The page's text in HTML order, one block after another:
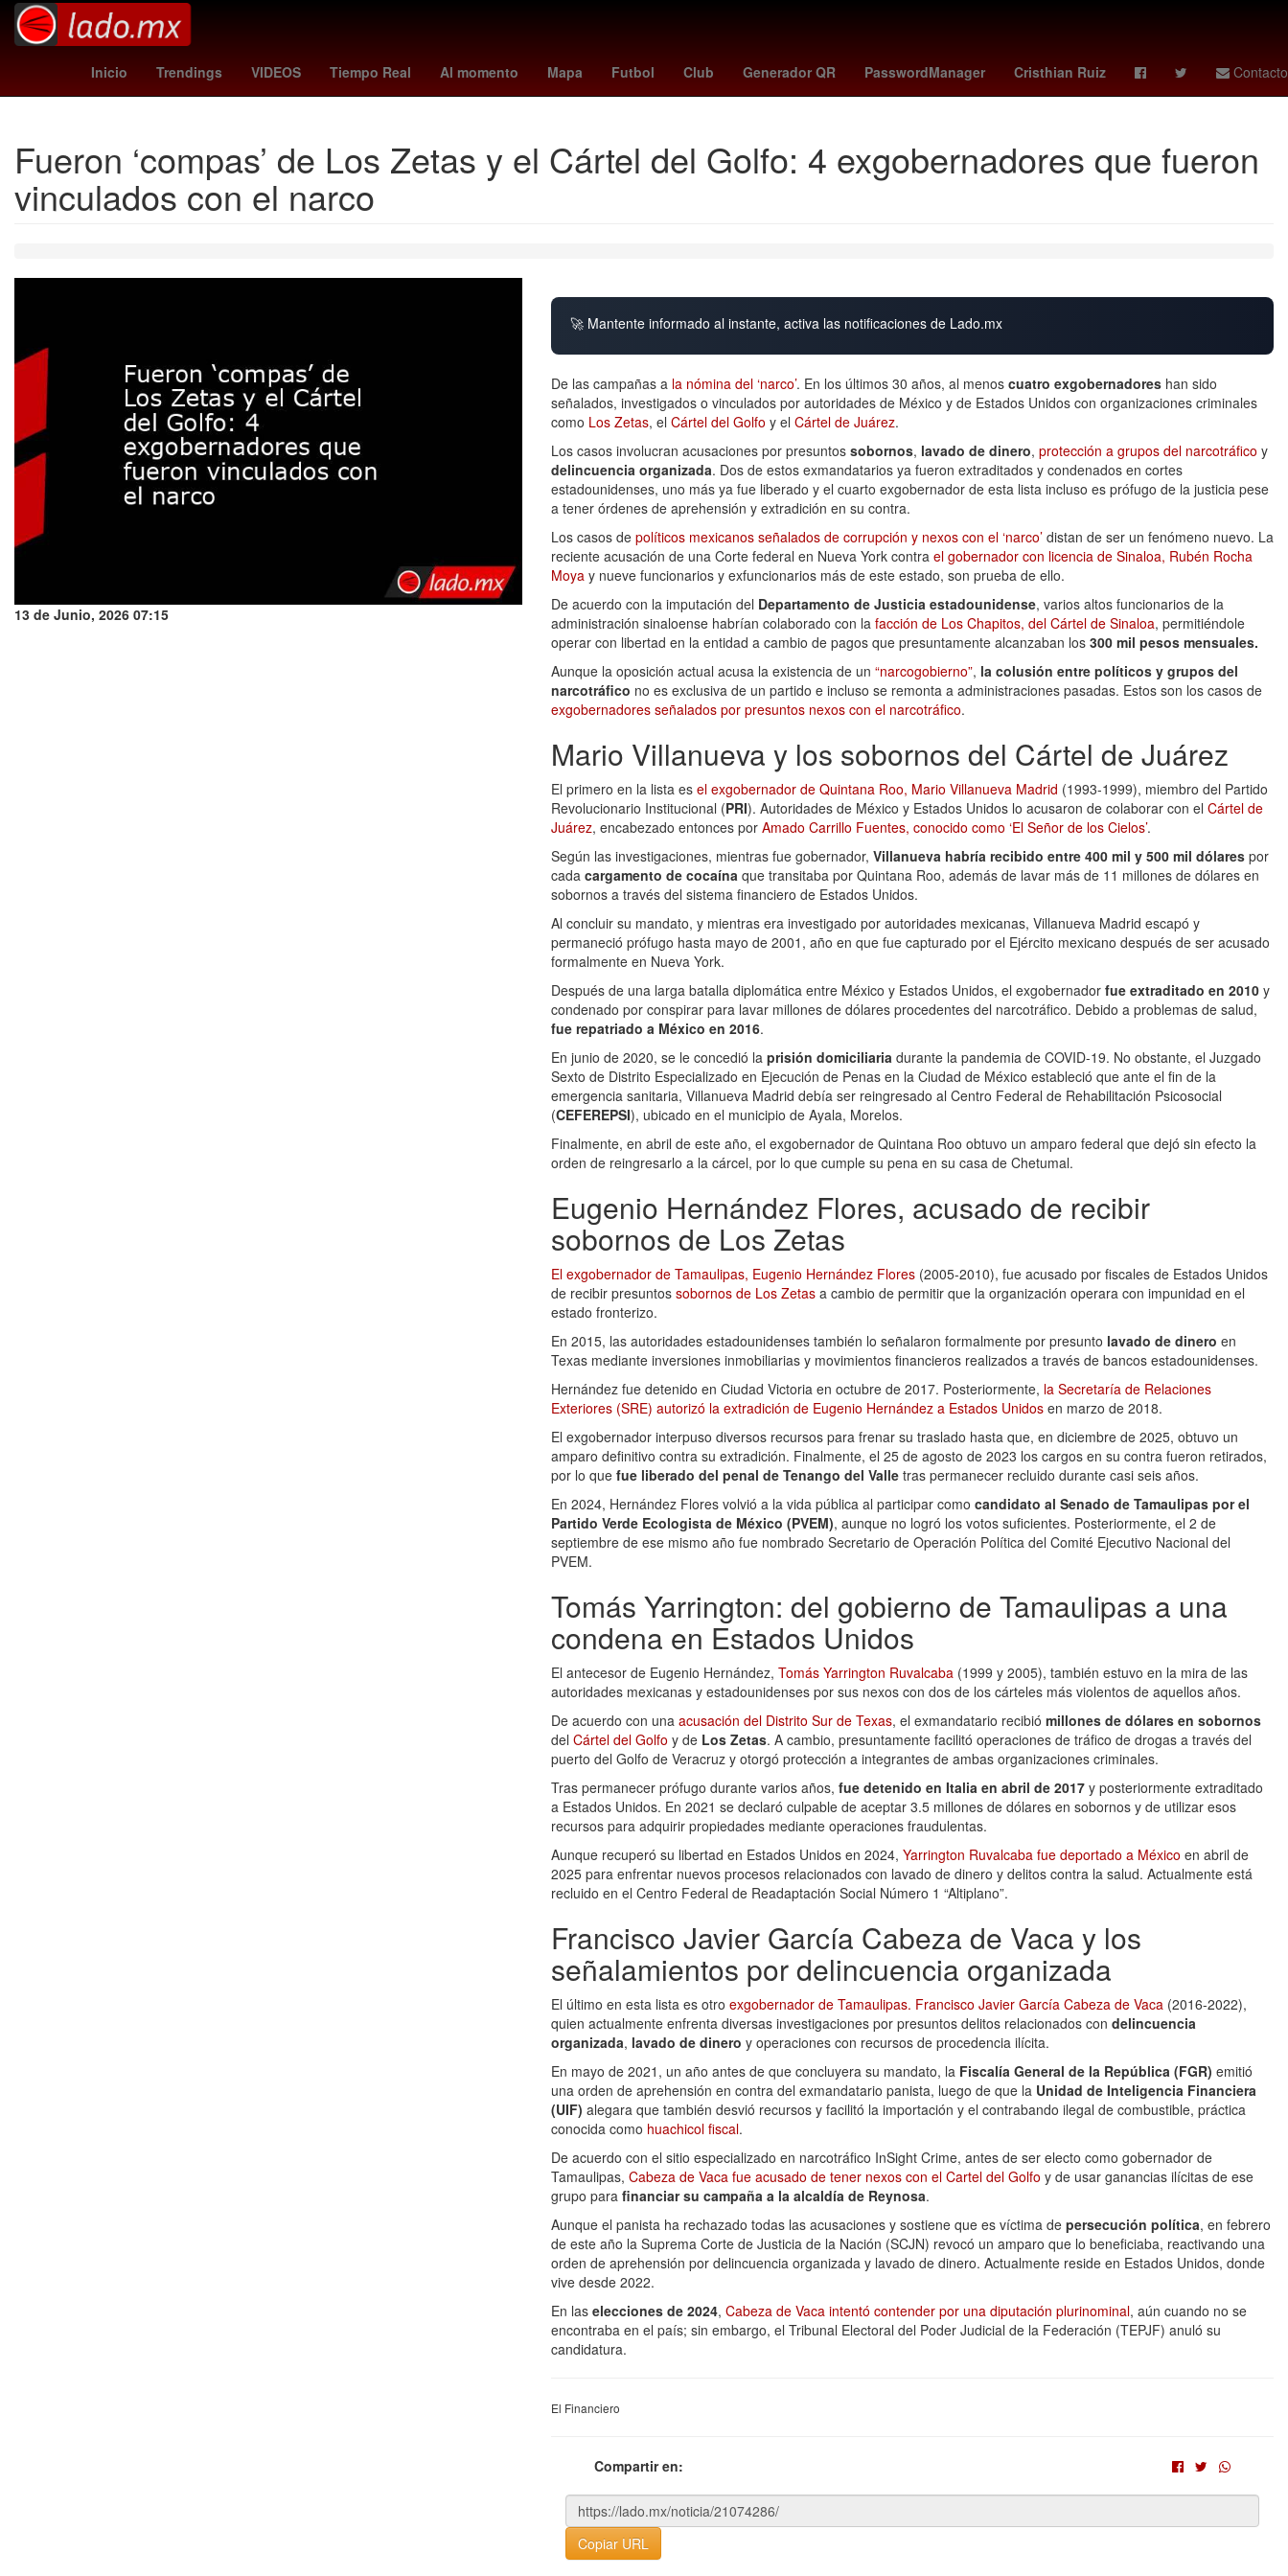
Inicio Trendings VIDEOS Tiempo Real Al momento Mapa Futbol Club Generador QR PasswordManager Cristhian Ruiz Contacto
clima nuevo laredo botafogo - fluminense Victor Guzmán Jorge Rodríguez américa - cruz azul tudn en vivo necaxa vs pumas femenil sparta rotterdam - feyenoord celtics Elliot Page
Fueron ‘compas’ de Los Zetas y el Cártel del Golfo: 4 exgobernadores que fueron
vinculados con el narco
13 de Junio, 2026 07:15
🚀 Mantente informado al instante, activa las notificaciones de Lado.mx
De las campañas a la nómina del ‘narco’. En los últimos 30 años, al menos cuatro exgobernadores han sido
señalados, investigados o vinculados por autoridades de México y de Estados Unidos con organizaciones criminales
como Los Zetas, el Cártel del Golfo y el Cártel de Juárez.
Los casos involucran acusaciones por presuntos sobornos, lavado de dinero, protección a grupos del narcotráfico y
delincuencia organizada. Dos de estos exmandatarios ya fueron extraditados y condenados en cortes
estadounidenses, uno más ya fue liberado y el cuarto exgobernador de esta lista incluso es prófugo de la justicia pese
a tener órdenes de aprehensión y extradición en su contra.
Los casos de políticos mexicanos señalados de corrupción y nexos con el ‘narco’ distan de ser un fenómeno nuevo. La
reciente acusación de una Corte federal en Nueva York contra el gobernador con licencia de Sinaloa, Rubén Rocha
Moya y nueve funcionarios y exfuncionarios más de este estado, son prueba de ello.
De acuerdo con la imputación del Departamento de Justicia estadounidense, varios altos funcionarios de la
administración sinaloense habrían colaborado con la facción de Los Chapitos, del Cártel de Sinaloa, permitiéndole
operar con libertad en la entidad a cambio de pagos que presuntamente alcanzaban los 300 mil pesos mensuales.
Aunque la oposición actual acusa la existencia de un “narcogobierno”, la colusión entre políticos y grupos del
narcotráfico no es exclusiva de un partido e incluso se remonta a administraciones pasadas. Estos son los casos de
exgobernadores señalados por presuntos nexos con el narcotráfico.
Mario Villanueva y los sobornos del Cártel de Juárez
El primero en la lista es el exgobernador de Quintana Roo, Mario Villanueva Madrid (1993-1999), miembro del Partido
Revolucionario Institucional (PRI). Autoridades de México y Estados Unidos lo acusaron de colaborar con el Cártel de
Juárez, encabezado entonces por Amado Carrillo Fuentes, conocido como ‘El Señor de los Cielos’.
Según las investigaciones, mientras fue gobernador, Villanueva habría recibido entre 400 mil y 500 mil dólares por
cada cargamento de cocaína que transitaba por Quintana Roo, además de lavar más de 11 millones de dólares en
sobornos a través del sistema financiero de Estados Unidos.
Al concluir su mandato, y mientras era investigado por autoridades mexicanas, Villanueva Madrid escapó y
permaneció prófugo hasta mayo de 2001, año en que fue capturado por el Ejército mexicano después de ser acusado
formalmente en Nueva York.
Después de una larga batalla diplomática entre México y Estados Unidos, el exgobernador fue extraditado en 2010 y
condenado por conspirar para lavar millones de dólares procedentes del narcotráfico. Debido a problemas de salud,
fue repatriado a México en 2016.
En junio de 2020, se le concedió la prisión domiciliaria durante la pandemia de COVID-19. No obstante, el Juzgado
Sexto de Distrito Especializado en Ejecución de Penas en la Ciudad de México estableció que ante el fin de la
emergencia sanitaria, Villanueva Madrid debía ser reingresado al Centro Federal de Rehabilitación Psicosocial
(CEFEREPSI), ubicado en el municipio de Ayala, Morelos.
Finalmente, en abril de este año, el exgobernador de Quintana Roo obtuvo un amparo federal que dejó sin efecto la
orden de reingresarlo a la cárcel, por lo que cumple su pena en su casa de Chetumal.
Eugenio Hernández Flores, acusado de recibir
sobornos de Los Zetas
El exgobernador de Tamaulipas, Eugenio Hernández Flores (2005-2010), fue acusado por fiscales de Estados Unidos
de recibir presuntos sobornos de Los Zetas a cambio de permitir que la organización operara con impunidad en el
estado fronterizo.
En 2015, las autoridades estadounidenses también lo señalaron formalmente por presunto lavado de dinero en
Texas mediante inversiones inmobiliarias y movimientos financieros realizados a través de bancos estadounidenses.
Hernández fue detenido en Ciudad Victoria en octubre de 2017. Posteriormente, la Secretaría de Relaciones
Exteriores (SRE) autorizó la extradición de Eugenio Hernández a Estados Unidos en marzo de 2018.
El exgobernador interpuso diversos recursos para frenar su traslado hasta que, en diciembre de 2025, obtuvo un
amparo definitivo contra su extradición. Finalmente, el 25 de agosto de 2023 los cargos en su contra fueron retirados,
por lo que fue liberado del penal de Tenango del Valle tras permanecer recluido durante casi seis años.
En 2024, Hernández Flores volvió a la vida pública al participar como candidato al Senado de Tamaulipas por el
Partido Verde Ecologista de México (PVEM), aunque no logró los votos suficientes. Posteriormente, el 2 de
septiembre de ese mismo año fue nombrado Secretario de Operación Política del Comité Ejecutivo Nacional del
PVEM.
Tomás Yarrington: del gobierno de Tamaulipas a una
condena en Estados Unidos
El antecesor de Eugenio Hernández, Tomás Yarrington Ruvalcaba (1999 y 2005), también estuvo en la mira de las
autoridades mexicanas y estadounidenses por sus nexos con dos de los cárteles más violentos de aquellos años.
De acuerdo con una acusación del Distrito Sur de Texas, el exmandatario recibió millones de dólares en sobornos
del Cártel del Golfo y de Los Zetas. A cambio, presuntamente facilitó operaciones de tráfico de drogas a través del
puerto del Golfo de Veracruz y otorgó protección a integrantes de ambas organizaciones criminales.
Tras permanecer prófugo durante varios años, fue detenido en Italia en abril de 2017 y posteriormente extraditado
a Estados Unidos. En 2021 se declaró culpable de aceptar 3.5 millones de dólares en sobornos y de utilizar esos
recursos para adquirir propiedades mediante operaciones fraudulentas.
Aunque recuperó su libertad en Estados Unidos en 2024, Yarrington Ruvalcaba fue deportado a México en abril de
2025 para enfrentar nuevos procesos relacionados con lavado de dinero y delitos contra la salud. Actualmente está
recluido en el Centro Federal de Readaptación Social Número 1 “Altiplano”.
Francisco Javier García Cabeza de Vaca y los
señalamientos por delincuencia organizada
El último en esta lista es otro exgobernador de Tamaulipas. Francisco Javier García Cabeza de Vaca (2016-2022),
quien actualmente enfrenta diversas investigaciones por presuntos delitos relacionados con delincuencia
organizada, lavado de dinero y operaciones con recursos de procedencia ilícita.
En mayo de 2021, un año antes de que concluyera su mandato, la Fiscalía General de la República (FGR) emitió
una orden de aprehensión en contra del exmandatario panista, luego de que la Unidad de Inteligencia Financiera
(UIF) alegara que también desvió recursos y facilitó la importación y el contrabando ilegal de combustible, práctica
conocida como huachicol fiscal.
De acuerdo con el sitio especializado en narcotráfico InSight Crime, antes de ser electo como gobernador de
Tamaulipas, Cabeza de Vaca fue acusado de tener nexos con el Cartel del Golfo y de usar ganancias ilícitas de ese
grupo para financiar su campaña a la alcaldía de Reynosa.
Aunque el panista ha rechazado todas las acusaciones y sostiene que es víctima de persecución política, en febrero
de este año la Suprema Corte de Justicia de la Nación (SCJN) revocó un amparo que lo beneficiaba, reactivando una
orden de aprehensión por delincuencia organizada y lavado de dinero. Actualmente reside en Estados Unidos, donde
vive desde 2022.
En las elecciones de 2024, Cabeza de Vaca intentó contender por una diputación plurinominal, aún cuando no se
encontraba en el país; sin embargo, el Tribunal Electoral del Poder Judicial de la Federación (TEPJF) anuló su
candidatura.
El Financiero
Compartir en:
Copiar URL